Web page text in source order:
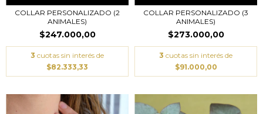
COLLAR PERSONALIZADO (2
ANIMALES)
$247.000,00
3 cuotas sin interés de
$82.333,33
COLLAR PERSONALIZADO (3
ANIMALES)
$273.000,00
3 cuotas sin interés de
$91.000,00